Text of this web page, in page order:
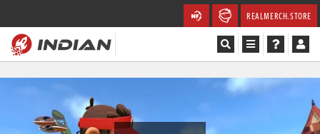
REALMERCH.STORE
Recenze